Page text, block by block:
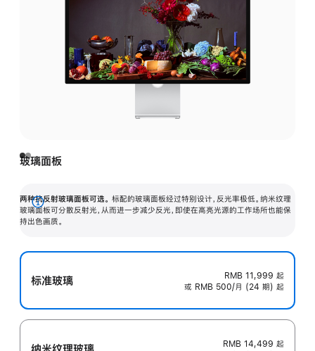
玻璃面板
两种抗反射玻璃面板可选。 标配的玻璃面板经过特别设计，反光率极低。纳米纹理
玻璃面板可分散反射光，从而进一步减少反光，即使在高亮光源的工作场所也能保
持出色画质。
展
开
标准玻璃 RMB 11,999 起
或 RMB 500/月 (24 期) 起
纳米纹理玻璃 RMB 14,499 起